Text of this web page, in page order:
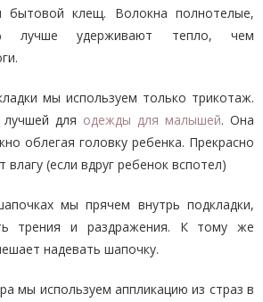
бытовой клещ. Волокна полнотелые,
лучше удерживают тепло, чем
мы используем только трикотаж.
лучшей для одежды для малышей. Она
облегая головку ребенка. Прекрасно
(если вдруг ребенок вспотел)
мы прячем внутрь подкладки,
трения и раздражения. К тому же
надевать шапочку.
мы используем аппликацию из страз в